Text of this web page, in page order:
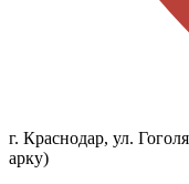
г. Краснодар, ул.
арку)